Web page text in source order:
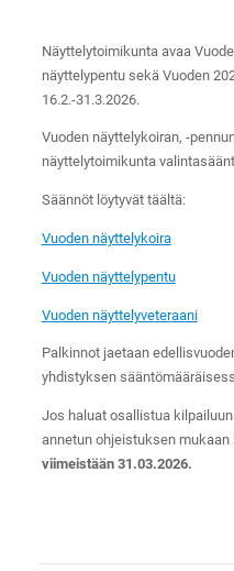
Näyttelytoimikunta avaa
näyttelypentu sekä Vuoden
16.2.-31.3.2026.
Vuoden näyttelykoiran, -
näyttelytoimikunta
Säännöt löytyvät täältä:
Vuoden näyttelykoira
Vuoden näyttelypentu
Vuoden näyttelyveteraani
Palkinnot jaetaan
yhdistyksen
Jos haluat osallistua
annetun ohjeistuksen
viimeistään 31.03.2026.